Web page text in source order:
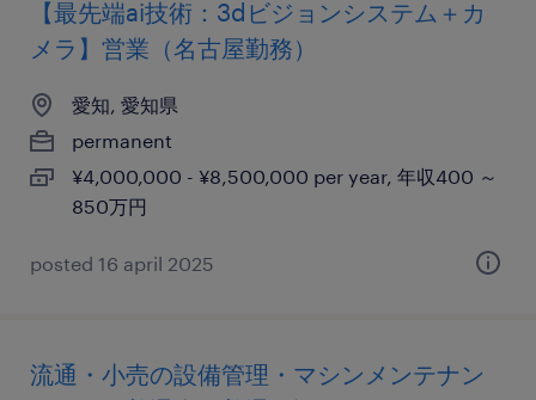
【最先端ai技術：3dビジョンシステム＋カ
メラ】営業（名古屋勤務）
愛知, 愛知県
permanent
¥4,000,000 - ¥8,500,000 per year, 年収400 ～
850万円
posted 16 april 2025
流通・小売の設備管理・マシンメンテナン